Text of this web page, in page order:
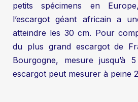
petits spécimens en
l’escargot géant africain a
atteindre les 30 cm. Pour
du plus grand escargot de
Bourgogne, mesure jusqu’à
escargot peut mesurer à peine